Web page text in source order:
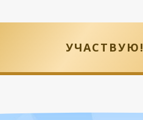
УЧАСТВУЮ!